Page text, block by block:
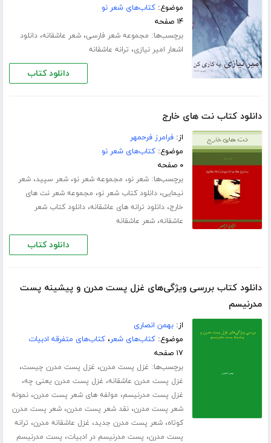
موضوع:کتاب‌های شعر نو
۱۴ صفحه
برچسب‌ها: مجموعه شعر فارسی،شعر عاشقانه،دانلود
اشعار امیر نیازی، ترانه عاشقانه
دانلود کتاب
دانلود کتاب نت های خارج
از:فرامرز فرحمهر
موضوع:کتاب‌های شعر نو
۰ صفحه
برچسب‌ها:شعر نو، مجموعه شعر نو،شعر سپید،شعر
نیمایی،دانلود کتاب شعر نو، مجموعه شعر نت های
خارج،دانلود ترانه های عاشقانه،دانلود کتاب شعر
عاشقانه،شعر عاشقانه
دانلود کتاب
دانلود کتاب بررسی ویژگی‌های غزل پست مدرن و پیشینه پست
مدرنیسم
از:بهمن انصاری
موضوع:کتاب‌های شعر،کتاب‌های متفرقه ادبیات
۱۷ صفحه
برچسب‌ها: غزل پست مدرن، غزل پست مدرن چیست،
غزل پست مدرن عاشقانه، غزل پست مدرن یعنی چه،
غزل پست مدرنیسم، مولفه های شعر پست مدرن،نمونه
شعر پست مدرن،نقد شعر پست مدرن،شعر پست مدرن
کوتاه،شعر پست مدرن جدید، غزل عاشقانه مدرن، ترانه
پست مدرن، پست مدرنیسم در ادبیات، پست مدرنیسم